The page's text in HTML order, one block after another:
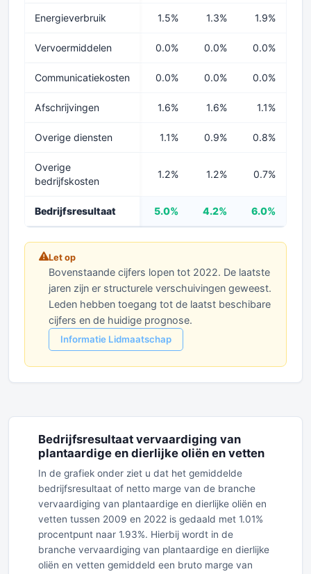
Energieverbruik 1.5% 1.3% 1.9%
Vervoermiddelen 0.0% 0.0% 0.0%
Communicatiekosten 0.0% 0.0% 0.0%
Afschrijvingen 1.6% 1.6% 1.1%
Overige diensten 1.1% 0.9% 0.8%
Overige
bedrijfskosten
1.2% 1.2% 0.7%
Bedrijfsresultaat 5.0% 4.2% 6.0%
Let op
Bovenstaande cijfers lopen tot 2022. De laatste
jaren zijn er structurele verschuivingen geweest.
Leden hebben toegang tot de laatst beschibare
cijfers en de huidige prognose.
Informatie Lidmaatschap
Bedrijfsresultaat vervaardiging van
plantaardige en dierlijke oliën en vetten
In de grafiek onder ziet u dat het gemiddelde
bedrijfsresultaat of netto marge van de branche
vervaardiging van plantaardige en dierlijke oliën en
vetten tussen 2009 en 2022 is gedaald met 1.01%
procentpunt naar 1.93%. Hierbij wordt in de
branche vervaardiging van plantaardige en dierlijke
oliën en vetten gemiddeld een bruto marge van